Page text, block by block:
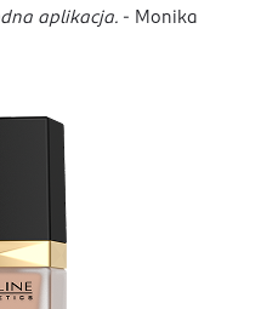
aplikacja. - Monika